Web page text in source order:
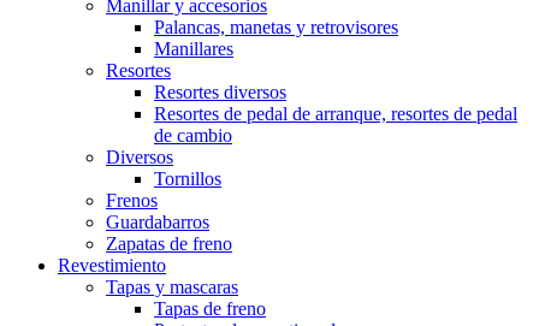
Manillar y accesorios
Palancas, manetas y retrovisores
Manillares
Resortes
Resortes diversos
Resortes de pedal de arranque, resortes de pedal
de cambio
Diversos
Tornillos
Frenos
Guardabarros
Zapatas de freno
Revestimiento
Tapas y mascaras
Tapas de freno